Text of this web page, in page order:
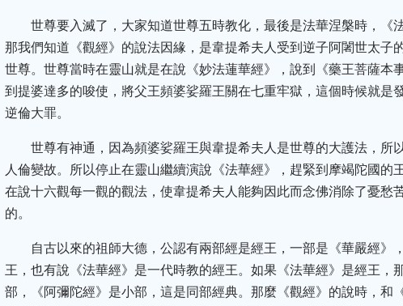
世尊要入滅了，大家知道世尊五時教化，最後是法華涅槃時，《
那我們知道《觀經》的說法因緣，是韋提希夫人受到逆子阿闍世太子
世尊。世尊當時在靈山就是在說《妙法蓮華經》，說到《藥王菩薩本
到提婆達多的唆使，將父王頻婆娑羅王關在七重牢獄，這個時候就是
逆倫大罪。
世尊有神通，因為頻婆娑羅王與韋提希夫人是世尊的大護法，所
人倫變故。所以停止在靈山繼續演說《法華經》，趕緊到摩竭陀國的
在說十六觀每一觀的觀法，使韋提希夫人能夠因此而念佛消除了憂愁
的。
自古以來的祖師大德，公認有兩部經是經王，一部是《華嚴經
王，也有說《法華經》是一代時教的經王。如果《法華經》是經王，
部，《阿彌陀經》是小部，這是同部經典。那麼《觀經》的說時，和